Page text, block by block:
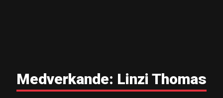
Medverkande: Linzi Thomas